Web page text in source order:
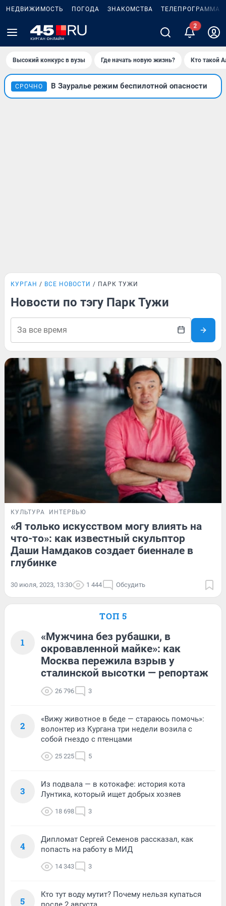
НЕДВИЖИМОСТЬ ПОГОДА ЗНАКОМСТВА ТЕЛЕПРОГРАММА
2
Высокий конкурс в вузы Где начать новую жизнь? Кто такой
СРОЧНО В Зауралье режим беспилотной опасности
КУРГАН ВСЕ НОВОСТИ ПАРК ТУЖИ
Новости по тэгу Парк Тужи
КУЛЬТУРА ИНТЕРВЬЮ
«Я только искусством могу влиять на
что-то»: как известный скульптор
Даши Намдаков создает биеннале в
глубинке
30 июля, 2023, 13:30 1 444 Обсудить
ТОП 5
1
«Мужчина без рубашки, в
окровавленной майке»: как
Москва пережила взрыв у
сталинской высотки — репортаж
26 796 3
2
«Вижу животное в беде — стараюсь помочь»:
волонтер из Кургана три недели возила с
собой гнездо с птенцами
25 225 5
3
Из подвала — в котокафе: история кота
Лунтика, который ищет добрых хозяев
18 698 3
4
Дипломат Сергей Семенов рассказал, как
попасть на работу в МИД
14 343 3
5
Кто тут воду мутит? Почему нельзя купаться